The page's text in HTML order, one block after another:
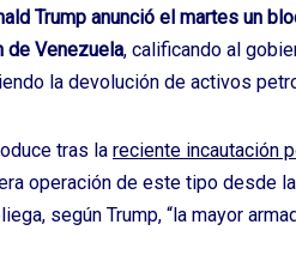
Trump anunció el martes un
de Venezuela, calificando al
la devolución de activos
tras la reciente incautación
operación de este tipo desde
según Trump, “la mayor